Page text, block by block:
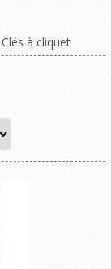
Clés à cliquet